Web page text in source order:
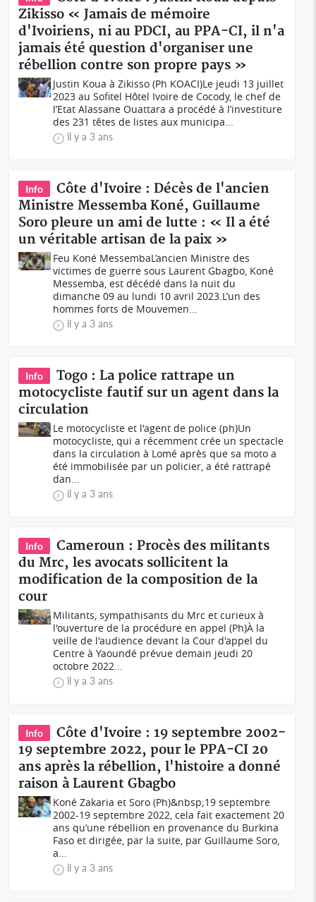
Zikisso « Jamais de mémoire
d'Ivoiriens, ni au PDCI, au PPA-CI, il n'a
jamais été question d'organiser une
rébellion contre son propre pays »
Justin Koua à Zikisso (Ph KOACI)Le jeudi 13 juillet
2023 au Sofitel Hôtel Ivoire de Cocody, le chef de
l’Etat Alassane Ouattara a procédé à l’investiture
des 231 têtes de listes aux municipa...
il y a 3 ans
Info
Côte d'Ivoire : Décès de l'ancien
Ministre Messemba Koné, Guillaume
Soro pleure un ami de lutte : « Il a été
un véritable artisan de la paix »
Feu Koné Messemba L’ancien Ministre des
victimes de guerre sous Laurent Gbagbo, Koné
Messemba, est décédé dans la nuit du
dimanche 09 au lundi 10 avril 2023.L’un des
hommes forts de Mouvemen...
il y a 3 ans
Info
Togo : La police rattrape un
motocycliste fautif sur un agent dans la
circulation
Le motocycliste et l'agent de police (ph)Un
motocycliste, qui a récemment crée un spectacle
dans la circulation à Lomé après que sa moto a
été immobilisée par un policier, a été rattrapé
dan...
il y a 3 ans
Info
Cameroun : Procès des militants
du Mrc, les avocats sollicitent la
modification de la composition de la
cour
Militants, sympathisants du Mrc et curieux à
l'ouverture de la procédure en appel (Ph)À la
veille de l'audience devant la Cour d'appel du
Centre à Yaoundé prévue demain jeudi 20
octobre 2022...
il y a 3 ans
Info
Côte d'Ivoire : 19 septembre 2002-
19 septembre 2022, pour le PPA-CI 20
ans après la rébellion, l'histoire a donné
raison à Laurent Gbagbo
Koné Zakaria et Soro (Ph)&nbsp;19 septembre
2002-19 septembre 2022, cela fait exactement 20
ans qu’une rébellion en provenance du Burkina
Faso et dirigée, par la suite, par Guillaume Soro,
a...
il y a 3 ans